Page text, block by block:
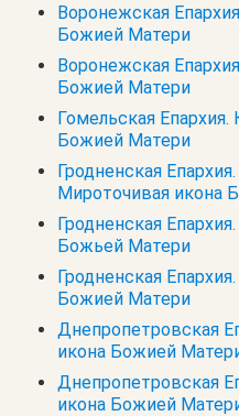
Воронежская
Божией Матери
Воронежская
Божией Матери
Гомельская
Божией Матери
Гродненская
Мироточивая икона
Гродненская
Божьей Матери
Гродненская
Божией Матери
Днепропетровская
икона Божией
Днепропетровская
икона Божией